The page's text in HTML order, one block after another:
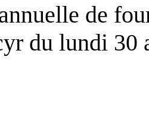
de
du lundi 30